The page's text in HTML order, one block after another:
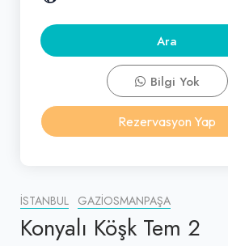
İSTANBUL GAZIOSMANPAŞA
Konyalı Köşk Tem 2
Ara
Bilgi Yok
Rezervasyon Yap